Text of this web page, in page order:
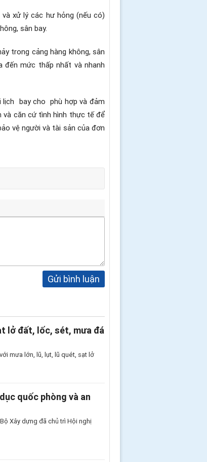
xử lý các hư hỏng (nếu có)
sân bay.
trong cảng hàng không, sân
đến mức thấp nhất và nhanh
lịch bay cho phù hợp và đảm
và căn cứ tình hình thực tế để
vệ người và tài sản của đơn
Gửi bình luận
lở đất, lốc, sét, mưa đá
mưa lớn, lũ, lụt, lũ quét, sạt lở
quốc phòng và an
Xây dựng đã chủ trì Hội nghị